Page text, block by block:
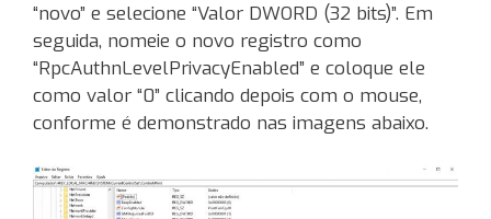
“novo” e selecione “Valor DWORD (32 bits)”. Em
seguida, nomeie o novo registro como
“RpcAuthnLevelPrivacyEnabled” e coloque ele
como valor “0” clicando depois com o mouse,
conforme é demonstrado nas imagens abaixo.